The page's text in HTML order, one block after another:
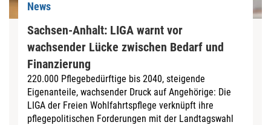
News
Sachsen-Anhalt: LIGA warnt vor
wachsender Lücke zwischen Bedarf und
Finanzierung
220.000 Pflegebedürftige bis 2040, steigende
Eigenanteile, wachsender Druck auf Angehörige: Die
LIGA der Freien Wohlfahrtspflege verknüpft ihre
pflegepolitischen Forderungen mit der Landtagswahl